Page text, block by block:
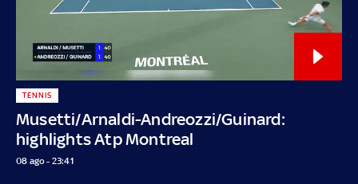
Musetti/Arnaldi-Andreozzi/Guinard:
highlights Atp Montreal
TENNIS
08 ago - 23:41